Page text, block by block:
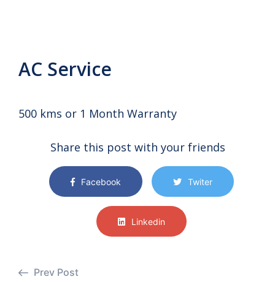
AC Service
500 kms or 1 Month Warranty
Share this post with your friends
Facebook Twiter
Linkedin
Prev Post